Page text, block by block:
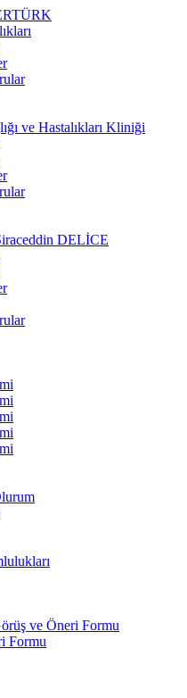
ve Hastalıkları Kliniği
DELİCE
ve Öneri Formu
Formu